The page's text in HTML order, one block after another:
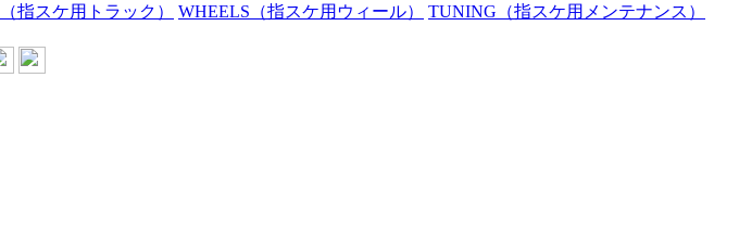
（指スケ用トラック） WHEELS （指スケ用ウィール） TUNING （指スケ用メンテナンス）